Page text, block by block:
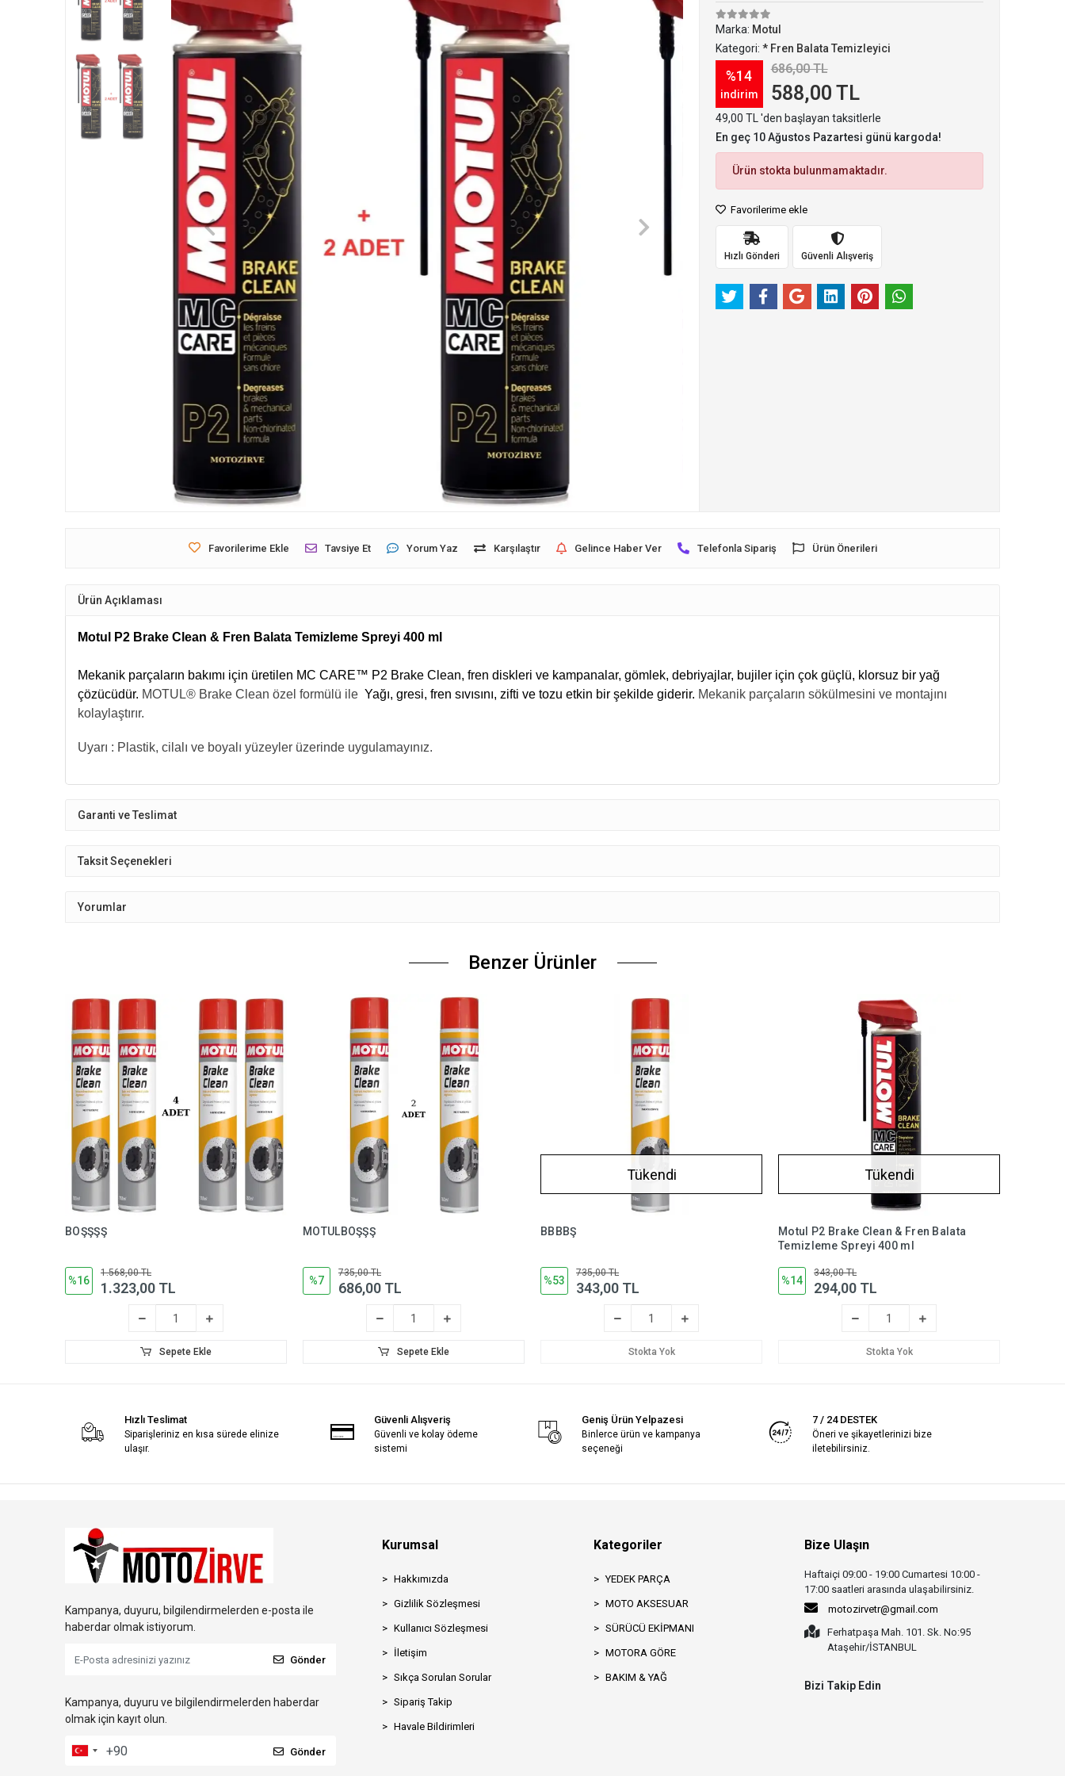
Marka: Motul
Kategori: * Fren Balata Temizleyici
%14
indirim
686,00 TL
588,00 TL
49,00 TL 'den başlayan taksitlerle
En geç 10 Ağustos Pazartesi günü kargoda!
Ürün stokta bulunmamaktadır.
Favorilerime ekle
Hızlı Gönderi Güvenli Alışveriş
Favorilerime Ekle Tavsiye Et Yorum Yaz Karşılaştır Gelince Haber Ver Telefonla Sipariş Ürün Önerileri
Ürün Açıklaması
Motul P2 Brake Clean & Fren Balata Temizleme Spreyi 400 ml
Mekanik parçaların bakımı için üretilen MC CARE™ P2 Brake Clean, fren diskleri ve kampanalar, gömlek, debriyajlar, bujiler için çok güçlü, klorsuz bir yağ
çözücüdür. MOTUL® Brake Clean özel formülü ile Yağı, gresi, fren sıvısını, zifti ve tozu etkin bir şekilde giderir. Mekanik parçaların sökülmesini ve montajını
kolaylaştırır.
Uyarı : Plastik, cilalı ve boyalı yüzeyler üzerinde uygulamayınız.
Garanti ve Teslimat
Taksit Seçenekleri
Yorumlar
Benzer Ürünler
BOŞŞŞŞ
%16
1.568,00 TL
1.323,00 TL
Sepete Ekle
MOTULBOŞŞŞ
%7
735,00 TL
686,00 TL
Sepete Ekle
Tükendi
BBBBŞ
%53
735,00 TL
343,00 TL
Stokta Yok
Tükendi
Motul P2 Brake Clean & Fren Balata
Temizleme Spreyi 400 ml
%14
343,00 TL
294,00 TL
Stokta Yok
Hızlı Teslimat
Siparişleriniz en kısa sürede elinize
ulaşır.
Güvenli Alışveriş
Güvenli ve kolay ödeme
sistemi
Geniş Ürün Yelpazesi
Binlerce ürün ve kampanya
seçeneği
7 / 24 DESTEK
Öneri ve şikayetlerinizi bize
iletebilirsiniz.
Kampanya, duyuru, bilgilendirmelerden e-posta ile
haberdar olmak istiyorum.
Gönder
Kampanya, duyuru ve bilgilendirmelerden haberdar
olmak için kayıt olun.
Gönder
Kurumsal
Hakkımızda
Gizlilik Sözleşmesi
Kullanıcı Sözleşmesi
İletişim
Sıkça Sorulan Sorular
Sipariş Takip
Havale Bildirimleri
Kategoriler
YEDEK PARÇA
MOTO AKSESUAR
SÜRÜCÜ EKİPMANI
MOTORA GÖRE
BAKIM & YAĞ
Bize Ulaşın
Haftaiçi 09:00 - 19:00 Cumartesi 10:00 -
17:00 saatleri arasında ulaşabilirsiniz.
motozirvetr@gmail.com
Ferhatpaşa Mah. 101. Sk. No:95
Ataşehir/İSTANBUL
Bizi Takip Edin